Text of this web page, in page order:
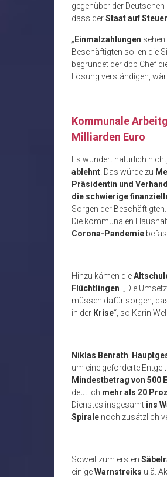
gegenüber der
dass derStaat auf
„ Einmalzahlungen
Beschäftigten sollen die
begründet der dbb Chef
Lösung verständigen,
Kommunale
Milliarden Euro
Es wundert natürlich
ablehnt . Das würde zu
Präsidentin und
die schwierige
Sorgen der
Die kommunalen
Corona-Pandemie
Hinzu kämen die
Flüchtlingen . „Die
müssen dafür sorgen,
in der Krise“, so Karin
Niklas Benrath
um eine geforderte
Mindestbetrag von 500
deutlich mehr als 20
Dienstes insgesamt ins
Spirale noch zusätzlich
Soweit zum ersten
einigeWarnstreiks u.ä.